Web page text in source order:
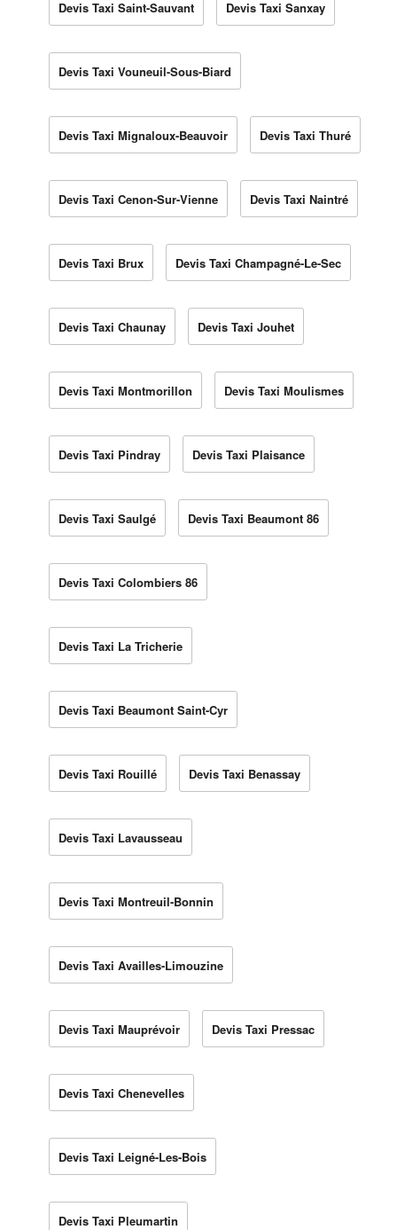
Devis Taxi Saint-Sauvant Devis Taxi Sanxay
Devis Taxi Vouneuil-Sous-Biard
Devis Taxi Mignaloux-Beauvoir Devis Taxi Thuré
Devis Taxi Cenon-Sur-Vienne Devis Taxi Naintré
Devis Taxi Brux Devis Taxi Champagné-Le-Sec
Devis Taxi Chaunay Devis Taxi Jouhet
Devis Taxi Montmorillon Devis Taxi Moulismes
Devis Taxi Pindray Devis Taxi Plaisance
Devis Taxi Saulgé Devis Taxi Beaumont 86
Devis Taxi Colombiers 86
Devis Taxi La Tricherie
Devis Taxi Beaumont Saint-Cyr
Devis Taxi Rouillé Devis Taxi Benassay
Devis Taxi Lavausseau
Devis Taxi Montreuil-Bonnin
Devis Taxi Availles-Limouzine
Devis Taxi Mauprévoir Devis Taxi Pressac
Devis Taxi Chenevelles
Devis Taxi Leigné-Les-Bois
Devis Taxi Pleumartin